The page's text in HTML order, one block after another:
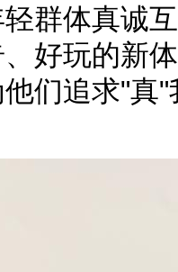
群体真诚
好玩的新
们追求"真